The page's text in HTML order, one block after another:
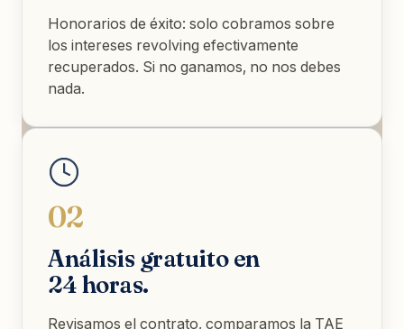
Honorarios de éxito: solo cobramos sobre
los intereses revolving efectivamente
recuperados. Si no ganamos, no nos debes
nada.
02
Análisis gratuito en
24 horas.
Revisamos el contrato, comparamos la TAE